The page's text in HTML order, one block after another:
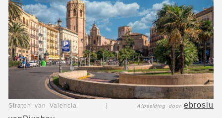
Straten van Valencia |Afbeelding door ebroslu